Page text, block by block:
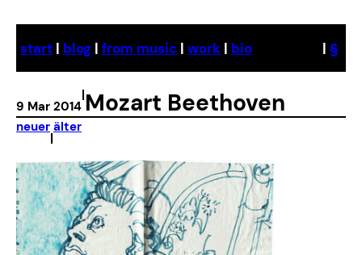
content
start | blog | from music | work | bio | §
9 Mar 2014
|Mozart Beethoven
neuer
|
älter